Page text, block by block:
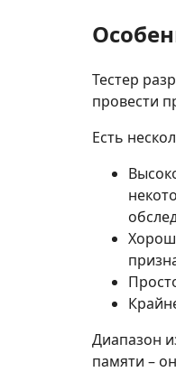
Тестер
провести
Есть
Диапазон
памяти –